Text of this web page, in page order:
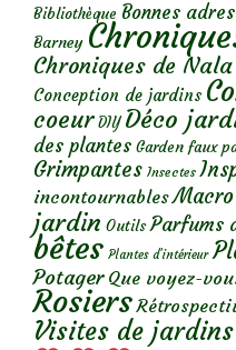
Bibliothèque Bonnes
Barney
Chroniques de Nala
Conception de jardins
coeur DIY Déco
des plantes Garden faux
Grimpantes Insectes
incontournables Macro
jardin Outils Parfums
bêtes Plantes d’intérieur
Potager Que voyez-
Rosiers
Visites de jardins